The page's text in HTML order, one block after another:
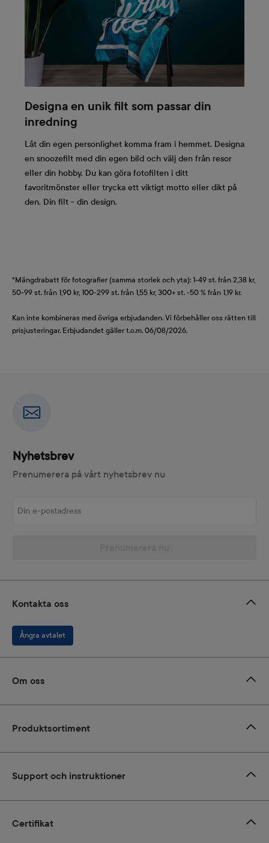
Designa en unik filt som passar din
inredning
Låt din egen personlighet komma fram i hemmet. Designa
en snoozefilt med din egen bild och välj den från resor
eller din hobby. Du kan göra fotofilten i ditt
favoritmönster eller trycka ett viktigt motto eller dikt på
den. Din filt - din design.
*Mängdrabatt för fotografier (samma storlek och yta): 1-49 st. från 2,38 kr,
50-99 st. från 1,90 kr, 100-299 st. från 1,55 kr, 300+ st. -50 % från 1,19 kr.
Kan inte kombineras med övriga erbjudanden. Vi förbehåller oss rätten till
prisjusteringar. Erbjudandet gäller t.o.m. 06/08/2026.
Nyhetsbrev
Prenumerera på vårt nyhetsbrev nu
Certifikat
Kontakta oss
Ångra avtalet
Om oss
Produktsortiment
Support och instruktioner